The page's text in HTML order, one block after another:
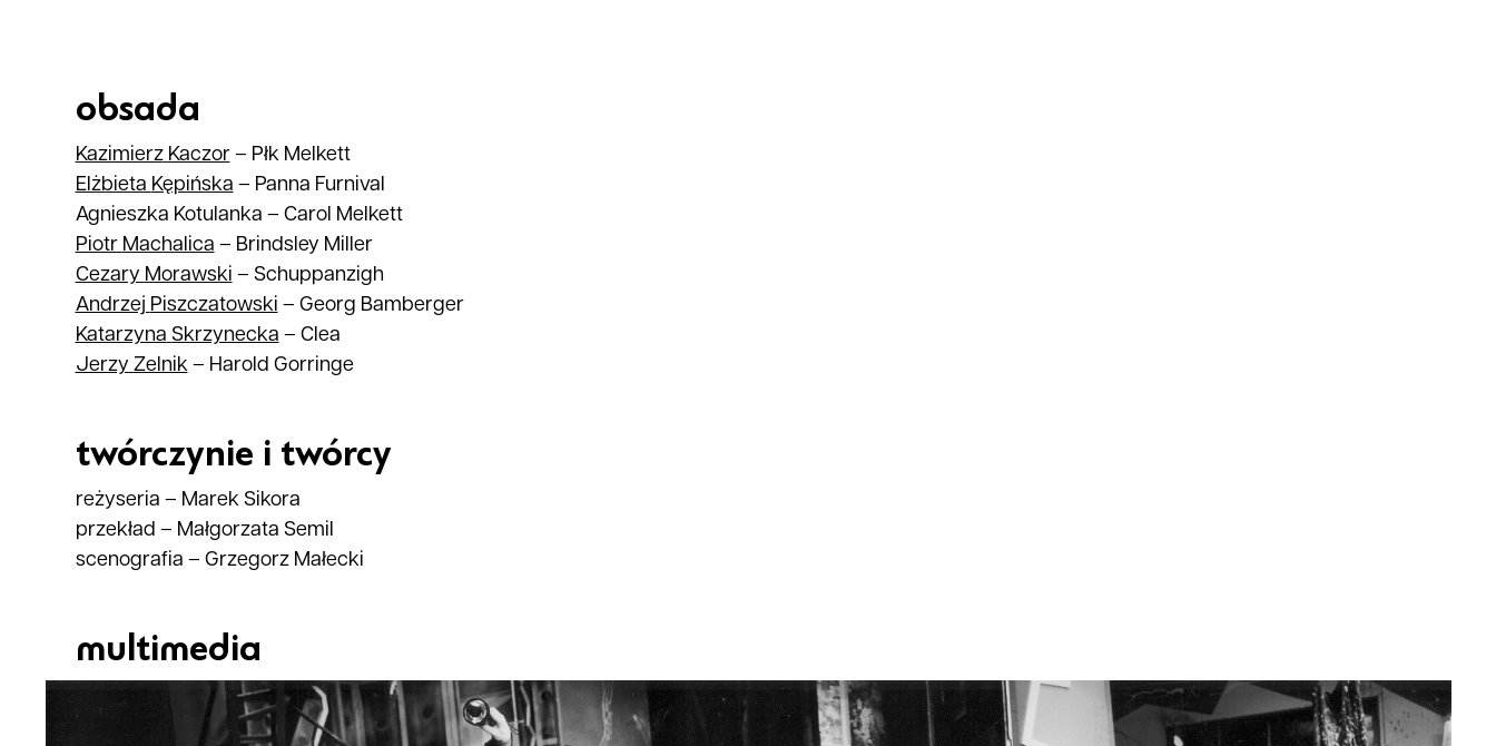
obsada
Kazimierz Kaczor– Płk Melkett
Elżbieta Kępińska – Panna Furnival
Agnieszka Kotulanka – Carol Melkett
Piotr Machalica – Brindsley Miller
Cezary Morawski – Schuppanzigh
Andrzej Piszczatowski – Georg Bamberger
Katarzyna Skrzynecka – Clea
Jerzy Zelnik– Harold Gorringe
twórczynie i twórcy
reżyseria – Marek Sikora
przekład – Małgorzata Semil
scenografia – Grzegorz Małecki
multimedia